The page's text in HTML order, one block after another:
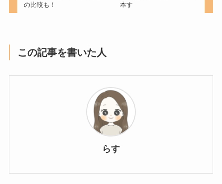
の比較も！
本す
この記事を書いた人
らす